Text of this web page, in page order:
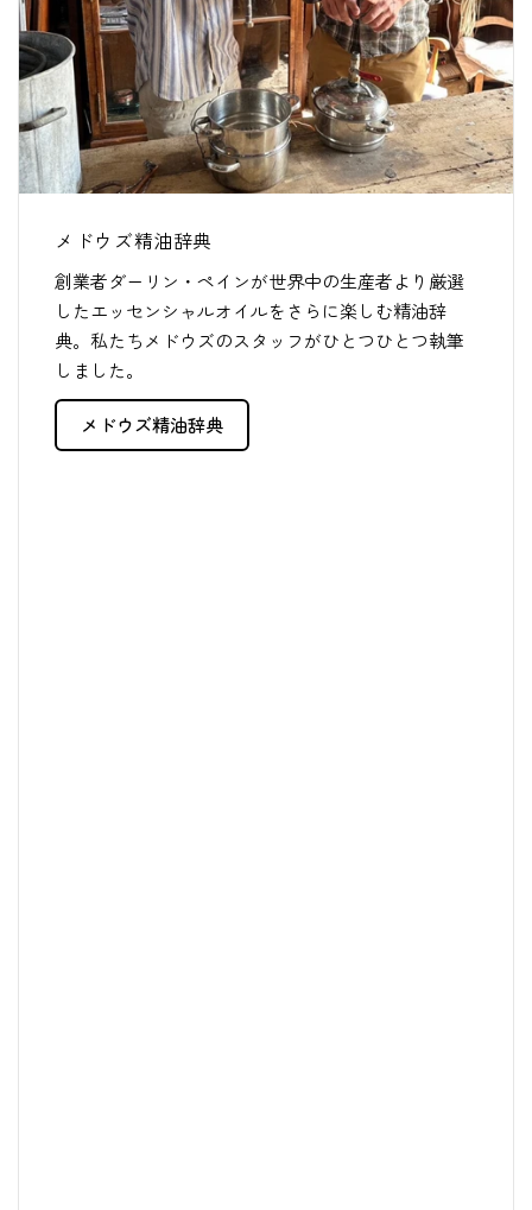
メドウズ精油辞典
創業者ダーリン・ペインが世界中の生産者より厳選
したエッセンシャルオイルをさらに楽しむ精油辞
典。私たちメドウズのスタッフがひとつひとつ執筆
しました。
メドウズ精油辞典